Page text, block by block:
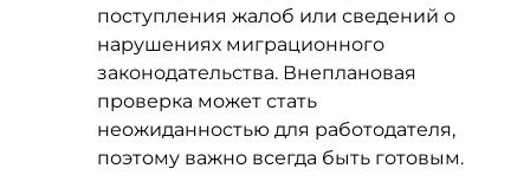
поступления жалоб или сведений о
нарушениях миграционного
законодательства. Внеплановая
проверка может стать
неожиданностью для работодателя,
поэтому важно всегда быть готовым.